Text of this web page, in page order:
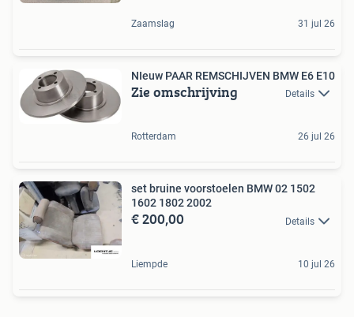
Zaamslag 31 jul 26
NIeuw PAAR REMSCHIJVEN BMW E6 E10
Zie omschrijving Details
Rotterdam 26 jul 26
set bruine voorstoelen BMW 02 1502
1602 1802 2002
€ 200,00 Details
Liempde 10 jul 26